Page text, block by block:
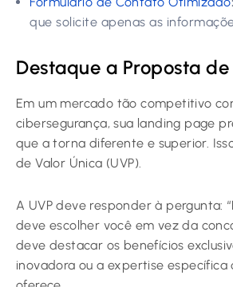
que solicite apenas as
Destaque a Proposta
Em um mercado tão competitivo
cibersegurança, sua landing page
que a torna diferente e superior.
de Valor Única (UVP).
A UVP deve responder à pergunta:
deve escolher você em vez da
deve destacar os benefícios
inovadora ou a expertise específica